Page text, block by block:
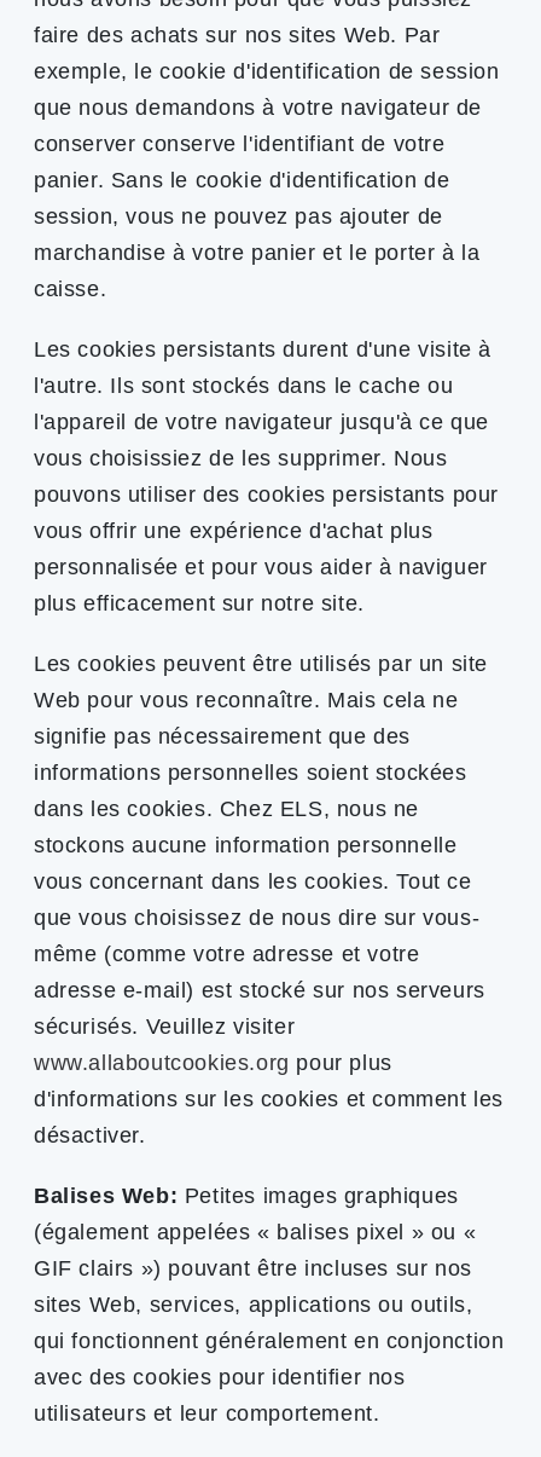
faire des achats sur nos sites Web. Par
exemple, le cookie d'identification de session
que nous demandons à votre navigateur de
conserver conserve l'identifiant de votre
panier. Sans le cookie d'identification de
session, vous ne pouvez pas ajouter de
marchandise à votre panier et le porter à la
caisse.
Les cookies persistants durent d'une visite à
l'autre. Ils sont stockés dans le cache ou
l'appareil de votre navigateur jusqu'à ce que
vous choisissiez de les supprimer. Nous
pouvons utiliser des cookies persistants pour
vous offrir une expérience d'achat plus
personnalisée et pour vous aider à naviguer
plus efficacement sur notre site.
Les cookies peuvent être utilisés par un site
Web pour vous reconnaître. Mais cela ne
signifie pas nécessairement que des
informations personnelles soient stockées
dans les cookies. Chez ELS, nous ne
stockons aucune information personnelle
vous concernant dans les cookies. Tout ce
que vous choisissez de nous dire sur vous-
même (comme votre adresse et votre
adresse e-mail) est stocké sur nos serveurs
sécurisés. Veuillez visiter
www.allaboutcookies.org pour plus
d'informations sur les cookies et comment les
désactiver.
Balises Web: Petites images graphiques
(également appelées « balises pixel » ou «
GIF clairs ») pouvant être incluses sur nos
sites Web, services, applications ou outils,
qui fonctionnent généralement en conjonction
avec des cookies pour identifier nos
utilisateurs et leur comportement.